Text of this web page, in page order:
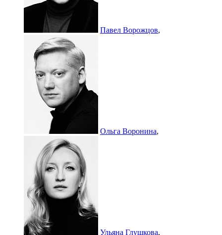
Павел Ворожцов,
Ольга Воронина,
Ульяна Глушкова,